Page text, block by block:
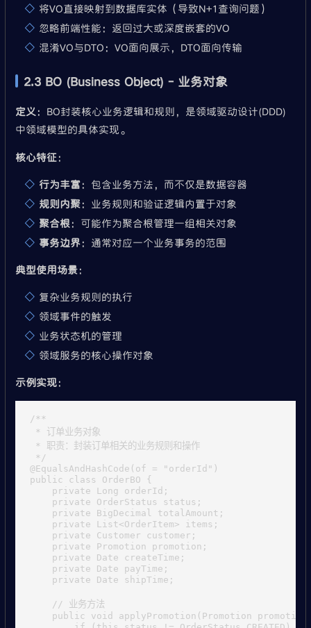
将VO直接映射到数据库实体（导致N+1查询问题）
忽略前端性能：返回过大或深度嵌套的VO
混淆VO与DTO：VO面向展示，DTO面向传输
2.3 BO (Business Object) - 业务对象
定义 ：BO封装核心业务逻辑和规则，是领域驱动设计(DDD)
中领域模型的具体实现。
核心特征：
行为丰富：包含业务方法，而不仅是数据容器
规则内聚：业务规则和验证逻辑内置于对象
聚合根 ：可能作为聚合根管理一组相关对象
事务边界：通常对应一个业务事务的范围
典型使用场景：
复杂业务规则的执行
领域事件的触发
业务状态机的管理
领域服务的核心操作对象
示例实现：
/**
* 订单业务对象
* 职责：封装订单相关的业务规则和操作
*/
@EqualsAndHashCode(of = "orderId")
public class OrderBO {
    private Long orderId;
    private OrderStatus status;
    private BigDecimal totalAmount;
    private List<OrderItem> items;
    private Customer customer;
    private Promotion promotion;
    private Date createTime;
    private Date payTime;
    private Date shipTime;
    // 业务方法
public void applyPromotion(Promotion